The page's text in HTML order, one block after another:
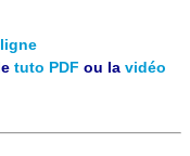
tuto PDF ou la vidéo